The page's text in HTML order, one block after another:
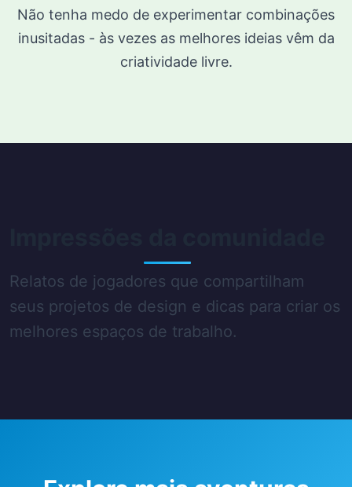
Não tenha medo de experimentar combinações
inusitadas - às vezes as melhores ideias vêm da
criatividade livre.
Relatos de jogadores que compartilham
seus projetos de design e dicas para criar os
melhores espaços de trabalho.